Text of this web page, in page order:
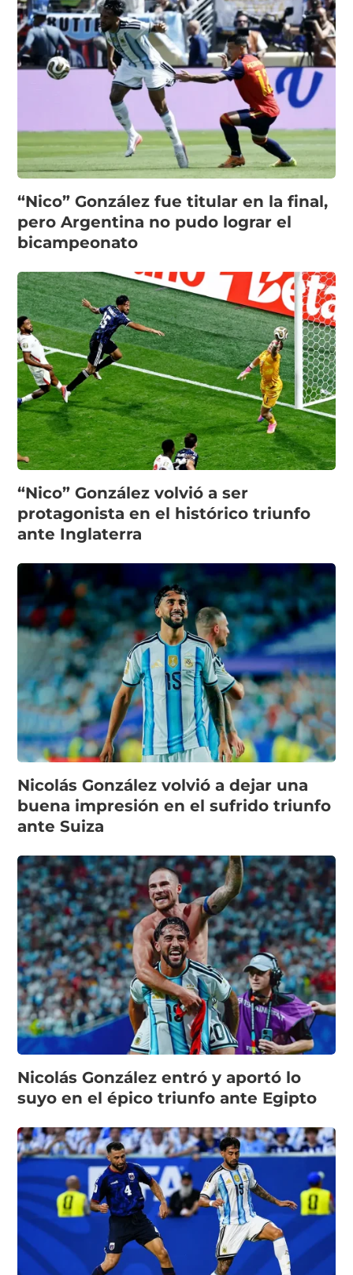
“Nico” González fue titular en la final,
pero Argentina no pudo lograr el
bicampeonato
“Nico” González volvió a ser
protagonista en el histórico triunfo
ante Inglaterra
Nicolás González volvió a dejar una
buena impresión en el sufrido triunfo
ante Suiza
Nicolás González entró y aportó lo
suyo en el épico triunfo ante Egipto